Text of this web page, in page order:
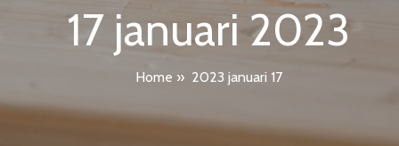
17 januari 2023
Home » 2023 januari 17